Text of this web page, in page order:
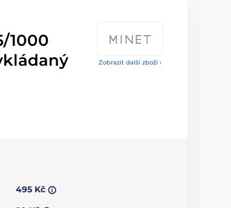
Zobrazit další zboží ›
1000
495 Kč